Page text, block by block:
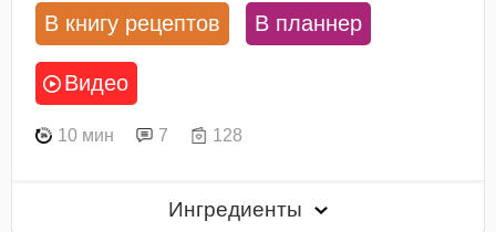
В книгу рецептов В планнер
Видео
10 мин 7 128
Ингредиенты